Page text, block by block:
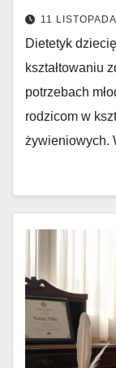
11
Dietetyk
kształtowaniu
potrzebach
rodzicom w
żywieniowych.